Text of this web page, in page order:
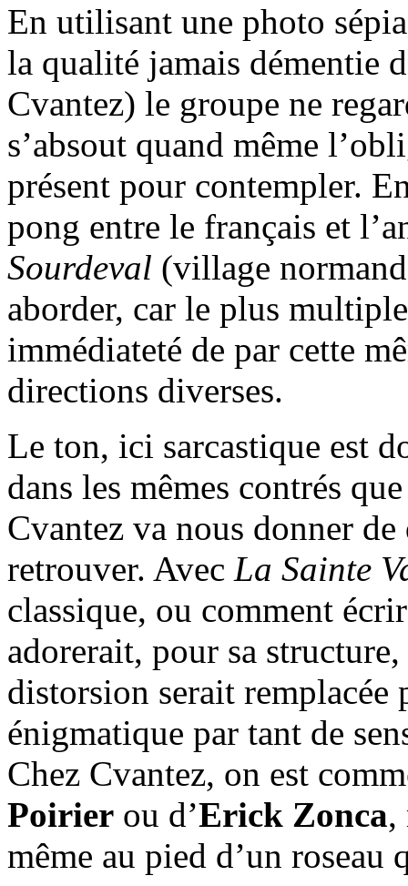
En utilisant une photo
la qualité jamais démentie
Cvantez) le groupe ne
s’absout quand même
présent pour contempler.
pong entre le français et
Sourdeval (village
aborder, car le plus
immédiateté de par cette
directions diverses.
Le ton, ici sarcastique est
dans les mêmes contrés
Cvantez va nous donner
retrouver. Avec La Sainte
classique, ou comment
adorerait, pour sa
distorsion serait remplacée
énigmatique par tant de
Chez Cvantez, on est
Poirier ou d’Erick Zonca,
même au pied d’un